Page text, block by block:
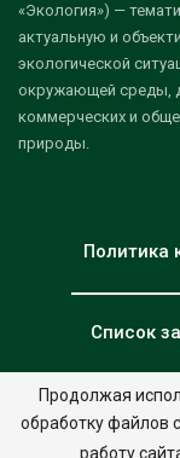
«Экология») —
актуальную и
экологической
окружающей среды,
коммерческих и
природы.
Политика
Список
© 2026 - НИА
Продолжая
обработку файлов
работу